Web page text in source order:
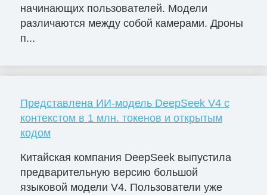
начинающих пользователей. Модели
различаются между собой камерами. Дроны
п...
Представлена ИИ-модель DeepSeek V4 с
контекстом в 1 млн. токенов и открытым
кодом
Китайская компания DeepSeek выпустила
предварительную версию большой
языковой модели V4. Пользователи уже